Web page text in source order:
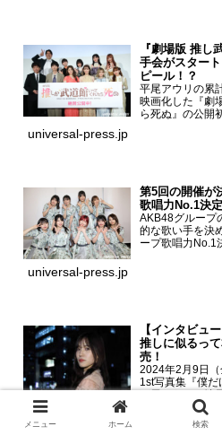
『劇場版 推し
手会がスター
ピール！？
平尾アウリの累
映画化した『劇
ら死ぬ』の公開
宿バルト9で開
村里帆、
universal-press.jp
第5回の開催が
歌唱力No.1決
AKB48グループ
的な歌い手を決
ープ歌唱力No.1
る一夜限りの
universal-press.jp
【インタビュ
推しに似るっ
売！
2024年2月9日
1st写真集『僕
う今回の写真集
た。1st写真集
universal-press.jp
メニュー ホーム 検索